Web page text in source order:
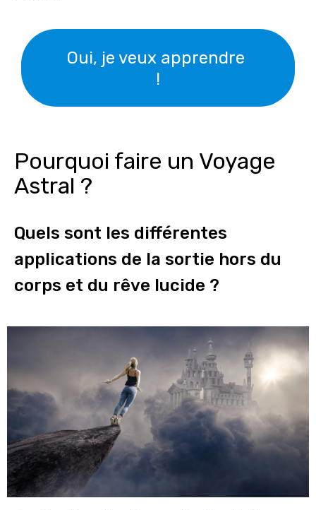
Oui, je veux apprendre
!
Pourquoi faire un Voyage
Astral ?
Quels sont les différentes
applications de la sortie hors du
corps et du rêve lucide ?